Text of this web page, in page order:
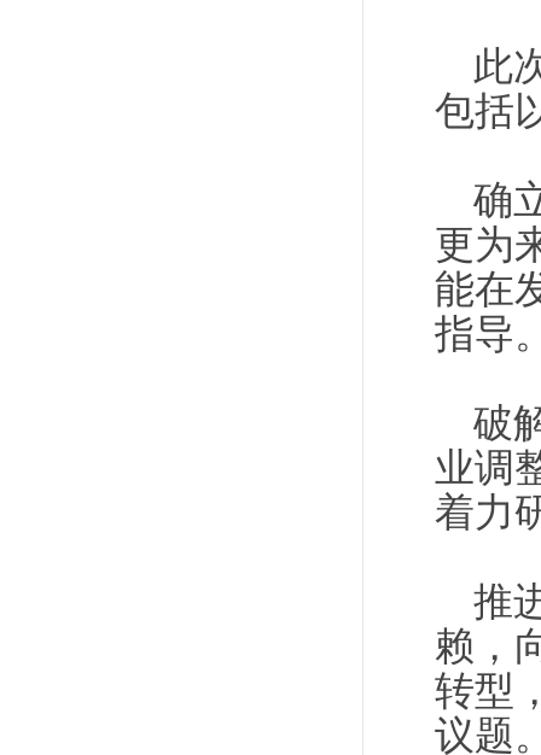
此
包括
确
更为
能在
指导
破
业调
着力
推
赖，
转型
议题